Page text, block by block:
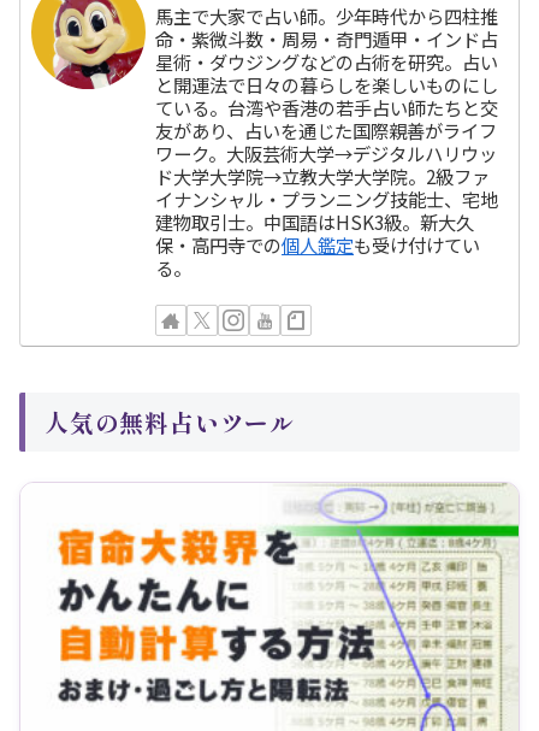
馬主で大家で占い師。少年時代から四柱推
命・紫微斗数・周易・奇門遁甲・インド占
星術・ダウジングなどの占術を研究。占い
と開運法で日々の暮らしを楽しいものにし
ている。台湾や香港の若手占い師たちと交
友があり、占いを通じた国際親善がライフ
ワーク。大阪芸術大学→デジタルハリウッ
ド大学大学院→立教大学大学院。2級ファ
イナンシャル・プランニング技能士、宅地
建物取引士。中国語はHSK3級。新大久
保・高円寺での個人鑑定も受け付けてい
る。
人気の無料占いツール